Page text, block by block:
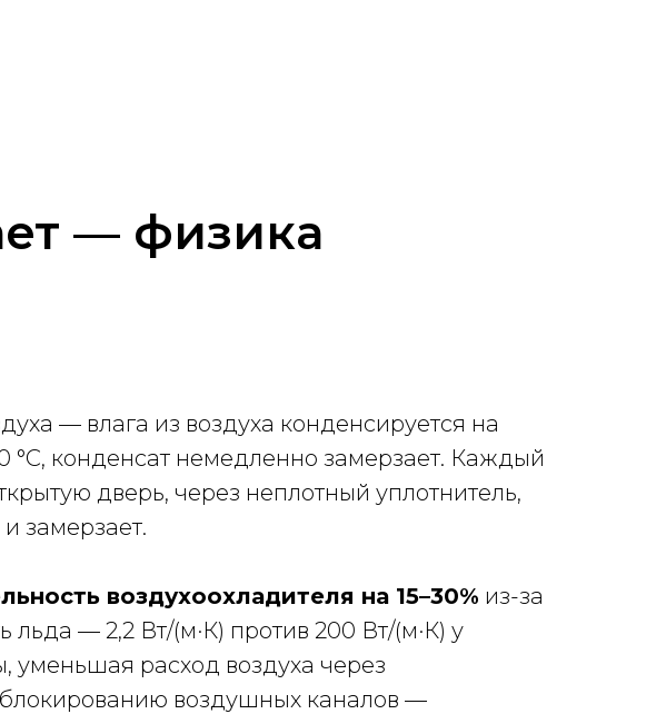
— физика
— влага из воздуха конденсируется на
°C, конденсат немедленно замерзает. Каждый
дверь, через неплотный уплотнитель,
замерзает.
воздухоохладителя на 15–30% из-за
льда — 2,2 Вт/(м·К) против 200 Вт/(м·К) у
расход воздуха через
воздушных каналов —